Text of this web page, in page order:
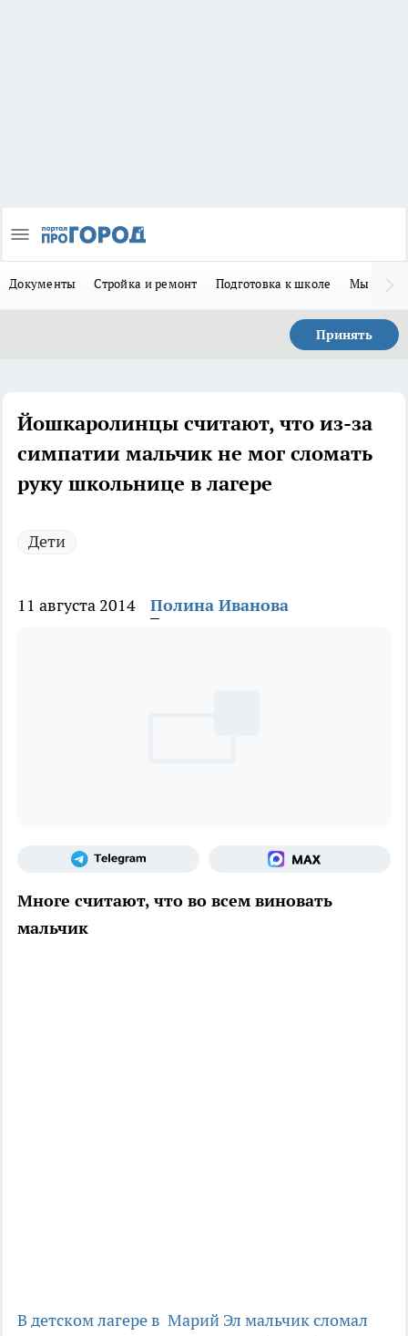
Документы Стройка и ремонт Подготовка к школе Мы в MAX
Принять
Йошкаролинцы считают, что из-за
симпатии мальчик не мог сломать
руку школьнице в лагере
Дети
11 августа 2014 Полина Иванова
Многе считают, что во всем виновать
мальчик
В детском лагере в Марий Эл мальчик сломал